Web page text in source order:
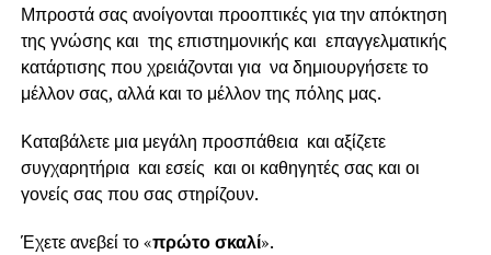
Μπροστά σας ανοίγονται προοπτικές για την απόκτηση
της γνώσης και της επιστημονικής και επαγγελματικής
κατάρτισης που χρειάζονται για να δημιουργήσετε το
μέλλον σας, αλλά και το μέλλον της πόλης μας.
Καταβάλετε μια μεγάλη προσπάθεια και αξίζετε
συγχαρητήρια και εσείς και οι καθηγητές σας και οι
γονείς σας που σας στηρίζουν.
Έχετε ανεβεί το «πρώτο σκαλί».